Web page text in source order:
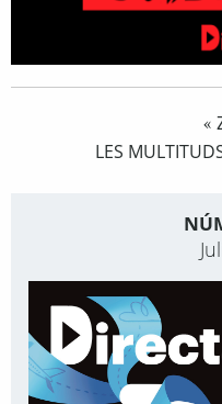
«
LES